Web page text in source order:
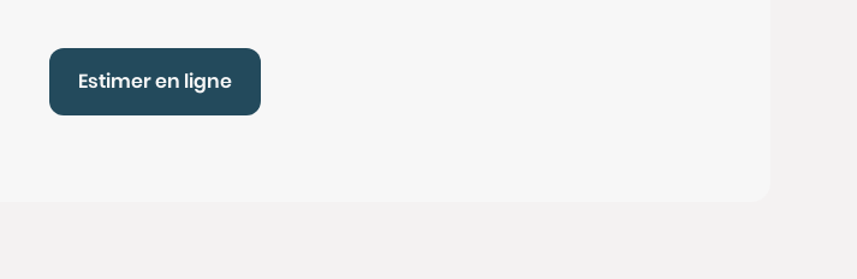
Estimer en ligne